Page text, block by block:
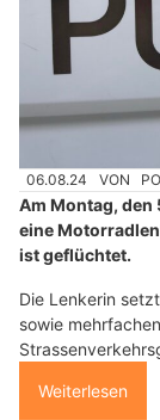
06.08.24 VON
Am Montag, den
eine
ist geflüchtet.
Die Lenkerin
sowie
Weiterlesen